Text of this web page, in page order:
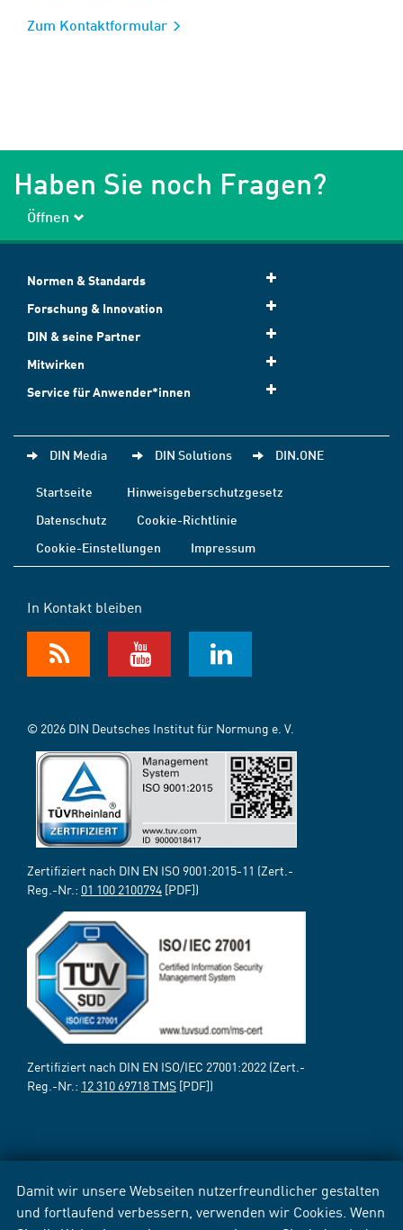
Damit wir unsere Webseiten nutzerfreundlicher gestalten
und fortlaufend verbessern, verwenden wir Cookies. Wenn
Zum Kontaktformular
Haben Sie noch Fragen?
Öffnen
Normen & Standards
Forschung & Innovation
DIN & seine Partner
Mitwirken
Service für Anwender*innen
DIN Media DIN Solutions DIN.ONE
Startseite
Hinweisgeberschutzgesetz
Datenschutz
Cookie-Richtlinie
Cookie-Einstellungen
Impressum
In Kontakt bleiben
© 2026 DIN Deutsches Institut für Normung e. V.
Zertifiziert nach DIN EN ISO 9001:2015-11 (Zert.-
Reg.-Nr.: 01 100 2100794 [PDF])
Zertifiziert nach DIN EN ISO/IEC 27001:2022 (Zert.-
Reg.-Nr.: 12 310 69718 TMS [PDF])